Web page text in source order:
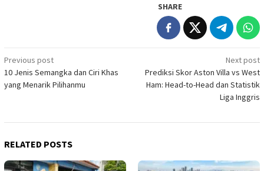
SHARE
Post
navigation
Previous post
10 Jenis Semangka dan Ciri Khas
yang Menarik Pilihanmu
Next post
Prediksi Skor Aston Villa vs West
Ham: Head-to-Head dan Statistik
Liga Inggris
RELATED POSTS